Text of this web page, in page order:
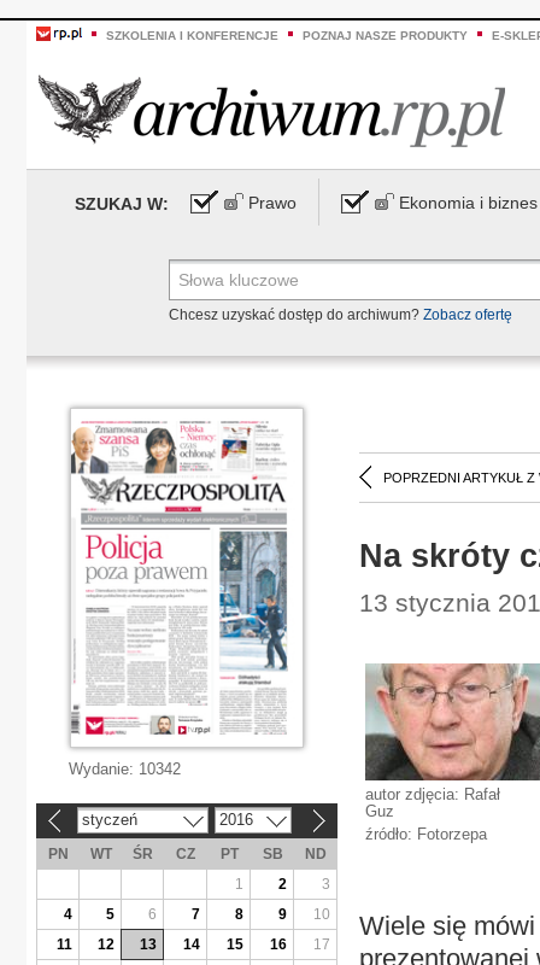
SZKOLENIA I KONFERENCJE POZNAJ NASZE PRODUKTY E-
SZUKAJ W: Prawo Ekonomia i biznes
Chcesz uzyskać dostęp do archiwum? Zobacz ofertę
POPRZEDNI ARTYKUŁ Z
Na skróty
13 stycznia
autor zdjęcia: Rafał
Guz
źródło: Fotorzepa
Wiele się
prezentowanej
Wydanie: 10342
styczeń 2016
PN WT ŚR CZ PT SB
ND
1
2
3
4
5 6 7 8 9
10
11
12 13 14 15 16
17